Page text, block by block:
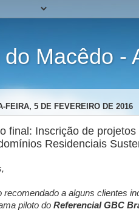
do Macêdo -
FEIRA, 5 DE FEVEREIRO DE 2016
final: Inscrição de
Residenciais
recomendado a alguns clientes
piloto do Referencial GBC